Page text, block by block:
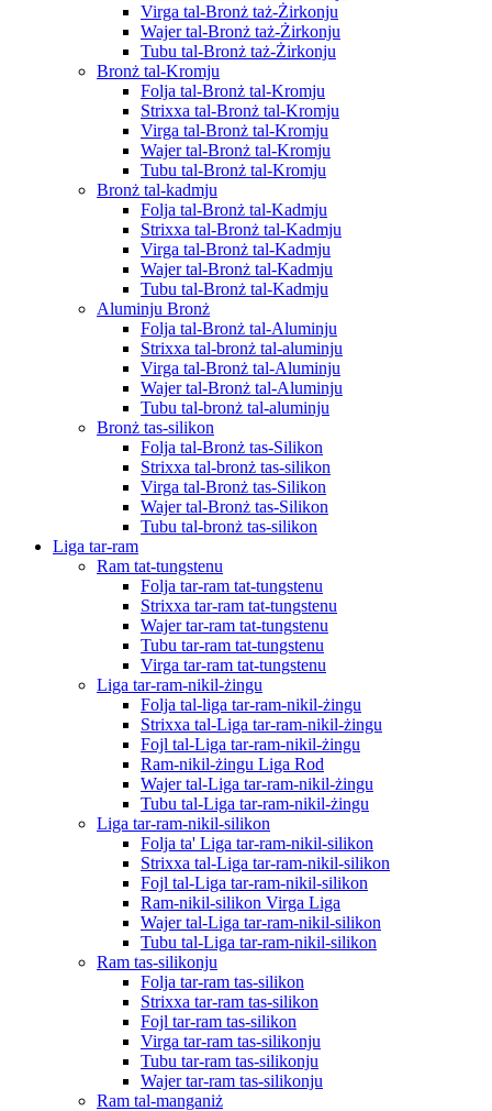
Virga tal-Bronż taż-Żirkonju
Wajer tal-Bronż taż-Żirkonju
Tubu tal-Bronż taż-Żirkonju
Bronż tal-Kromju
Folja tal-Bronż tal-Kromju
Strixxa tal-Bronż tal-Kromju
Virga tal-Bronż tal-Kromju
Wajer tal-Bronż tal-Kromju
Tubu tal-Bronż tal-Kromju
Bronż tal-kadmju
Folja tal-Bronż tal-Kadmju
Strixxa tal-Bronż tal-Kadmju
Virga tal-Bronż tal-Kadmju
Wajer tal-Bronż tal-Kadmju
Tubu tal-Bronż tal-Kadmju
Aluminju Bronż
Folja tal-Bronż tal-Aluminju
Strixxa tal-bronż tal-aluminju
Virga tal-Bronż tal-Aluminju
Wajer tal-Bronż tal-Aluminju
Tubu tal-bronż tal-aluminju
Bronż tas-silikon
Folja tal-Bronż tas-Silikon
Strixxa tal-bronż tas-silikon
Virga tal-Bronż tas-Silikon
Wajer tal-Bronż tas-Silikon
Tubu tal-bronż tas-silikon
Liga tar-ram
Ram tat-tungstenu
Folja tar-ram tat-tungstenu
Strixxa tar-ram tat-tungstenu
Wajer tar-ram tat-tungstenu
Tubu tar-ram tat-tungstenu
Virga tar-ram tat-tungstenu
Liga tar-ram-nikil-żingu
Folja tal-liga tar-ram-nikil-żingu
Strixxa tal-Liga tar-ram-nikil-żingu
Fojl tal-Liga tar-ram-nikil-żingu
Ram-nikil-żingu Liga Rod
Wajer tal-Liga tar-ram-nikil-żingu
Tubu tal-Liga tar-ram-nikil-żingu
Liga tar-ram-nikil-silikon
Folja ta' Liga tar-ram-nikil-silikon
Strixxa tal-Liga tar-ram-nikil-silikon
Fojl tal-Liga tar-ram-nikil-silikon
Ram-nikil-silikon Virga Liga
Wajer tal-Liga tar-ram-nikil-silikon
Tubu tal-Liga tar-ram-nikil-silikon
Ram tas-silikonju
Folja tar-ram tas-silikon
Strixxa tar-ram tas-silikon
Fojl tar-ram tas-silikon
Virga tar-ram tas-silikonju
Tubu tar-ram tas-silikonju
Wajer tar-ram tas-silikonju
Ram tal-manganiż